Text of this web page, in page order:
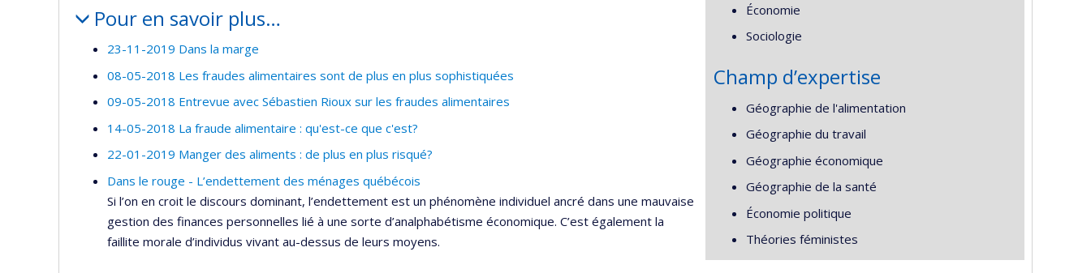
Pour en savoir plus…
23-11-2019 Dans la marge
08-05-2018 Les fraudes alimentaires sont de plus en plus sophistiquées
09-05-2018 Entrevue avec Sébastien Rioux sur les fraudes alimentaires
14-05-2018 La fraude alimentaire : qu'est-ce que c'est?
22-01-2019 Manger des aliments : de plus en plus risqué?
Dans le rouge - L’endettement des ménages québécois
Si l’on en croit le discours dominant, l’endettement est un phénomène individuel ancré dans une mauvaise
gestion des finances personnelles lié à une sorte d’analphabétisme économique. C’est également la
faillite morale d’individus vivant au-dessus de leurs moyens.
Économie
Sociologie
Champ d’expertise
Géographie de l'alimentation
Géographie du travail
Géographie économique
Géographie de la santé
Économie politique
Théories féministes